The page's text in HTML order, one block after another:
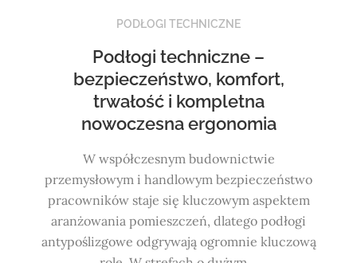
PODŁOGI TECHNICZNE
Podłogi techniczne –
bezpieczeństwo, komfort,
trwałość i kompletna
nowoczesna ergonomia
W współczesnym budownictwie
przemysłowym i handlowym bezpieczeństwo
pracowników staje się kluczowym aspektem
aranżowania pomieszczeń, dlatego podłogi
antypoślizgowe odgrywają ogromnie kluczową